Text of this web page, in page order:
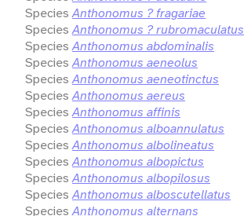
Species Anthonomus ? fragariae
Species Anthonomus ? rubromaculatus
Species Anthonomus abdominalis
Species Anthonomus aeneolus
Species Anthonomus aeneotinctus
Species Anthonomus aereus
Species Anthonomus affinis
Species Anthonomus alboannulatus
Species Anthonomus albolineatus
Species Anthonomus albopictus
Species Anthonomus albopilosus
Species Anthonomus alboscutellatus
Species Anthonomus alternans